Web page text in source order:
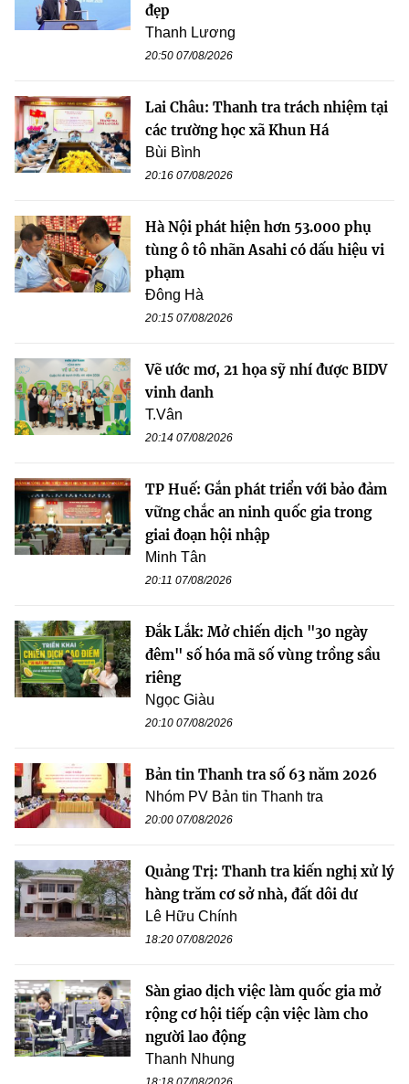
đẹp
Thanh Lương
20:50 07/08/2026
Lai Châu: Thanh tra trách nhiệm tại
các trường học xã Khun Há
Bùi Bình
20:16 07/08/2026
Hà Nội phát hiện hơn 53.000 phụ
tùng ô tô nhãn Asahi có dấu hiệu vi
phạm
Đông Hà
20:15 07/08/2026
Vẽ ước mơ, 21 họa sỹ nhí được BIDV
vinh danh
T.Vân
20:14 07/08/2026
TP Huế: Gắn phát triển với bảo đảm
vững chắc an ninh quốc gia trong
giai đoạn hội nhập
Minh Tân
20:11 07/08/2026
Đắk Lắk: Mở chiến dịch "30 ngày
đêm" số hóa mã số vùng trồng sầu
riêng
Ngọc Giàu
20:10 07/08/2026
Bản tin Thanh tra số 63 năm 2026
Nhóm PV Bản tin Thanh tra
20:00 07/08/2026
Quảng Trị: Thanh tra kiến nghị xử lý
hàng trăm cơ sở nhà, đất dôi dư
Lê Hữu Chính
18:20 07/08/2026
Sàn giao dịch việc làm quốc gia mở
rộng cơ hội tiếp cận việc làm cho
người lao động
Thanh Nhung